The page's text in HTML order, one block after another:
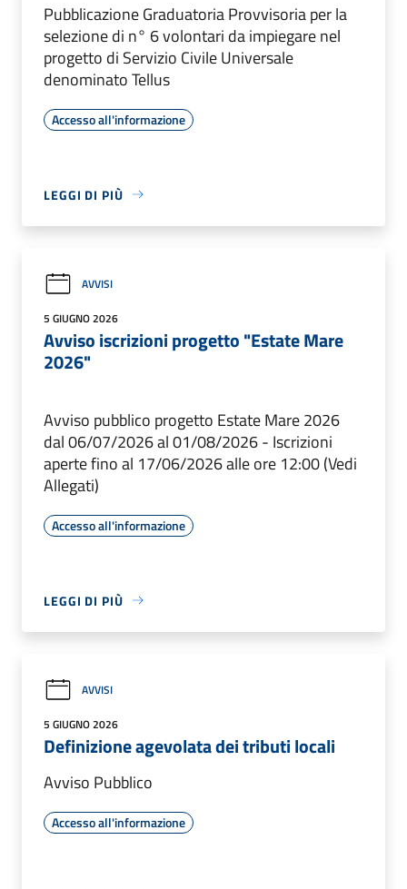
Pubblicazione Graduatoria Provvisoria per la
selezione di n° 6 volontari da impiegare nel
progetto di Servizio Civile Universale
denominato Tellus
Accesso all'informazione
LEGGI DI PIÙ
AVVISI
5 GIUGNO 2026
Avviso iscrizioni progetto "Estate Mare
2026"
Avviso pubblico progetto Estate Mare 2026
dal 06/07/2026 al 01/08/2026 - Iscrizioni
aperte fino al 17/06/2026 alle ore 12:00 (Vedi
Allegati)
Accesso all'informazione
LEGGI DI PIÙ
AVVISI
5 GIUGNO 2026
Definizione agevolata dei tributi locali
Avviso Pubblico
Accesso all'informazione